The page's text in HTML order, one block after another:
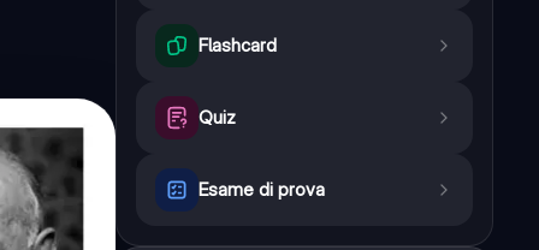
Flashcard
Quiz
Esame di prova